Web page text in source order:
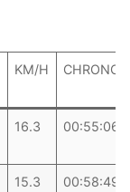
KM/H CHRONO
16.3 00:55:06
15.3 00:58:49